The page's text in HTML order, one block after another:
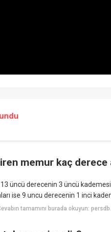
memur kaç derece
üncü derecenin 3 üncü
ise 9 uncu derecenin 1 inci
tamamını burada okuyun: